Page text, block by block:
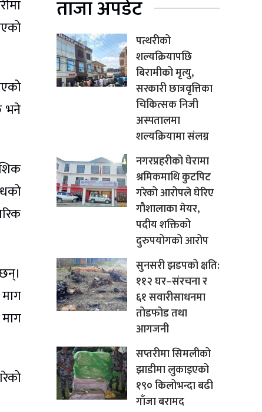
भने
ताजा अपडेट
पत्थरीको
शल्यक्रियापछि
बिरामीको मृत्यु,
सरकारी छात्रवृत्तिका
चिकित्सक निजी
अस्पतालमा
शल्यक्रियामा संलग्न
नगरप्रहरीको घेरामा
श्रमिकमाथि कुटपिट
गरेको आरोपले घेरिए
गौशालाका मेयर,
पदीय शक्तिको
दुरुपयोगको आरोप
सुनसरी झडपको क्षति:
११२ घर–संरचना र
६१ सवारीसाधनमा
तोडफोड तथा
आगजनी
सप्तरीमा सिमलीको
झाडीमा लुकाइएको
१९० किलोभन्दा बढी
गाँजा बरामद